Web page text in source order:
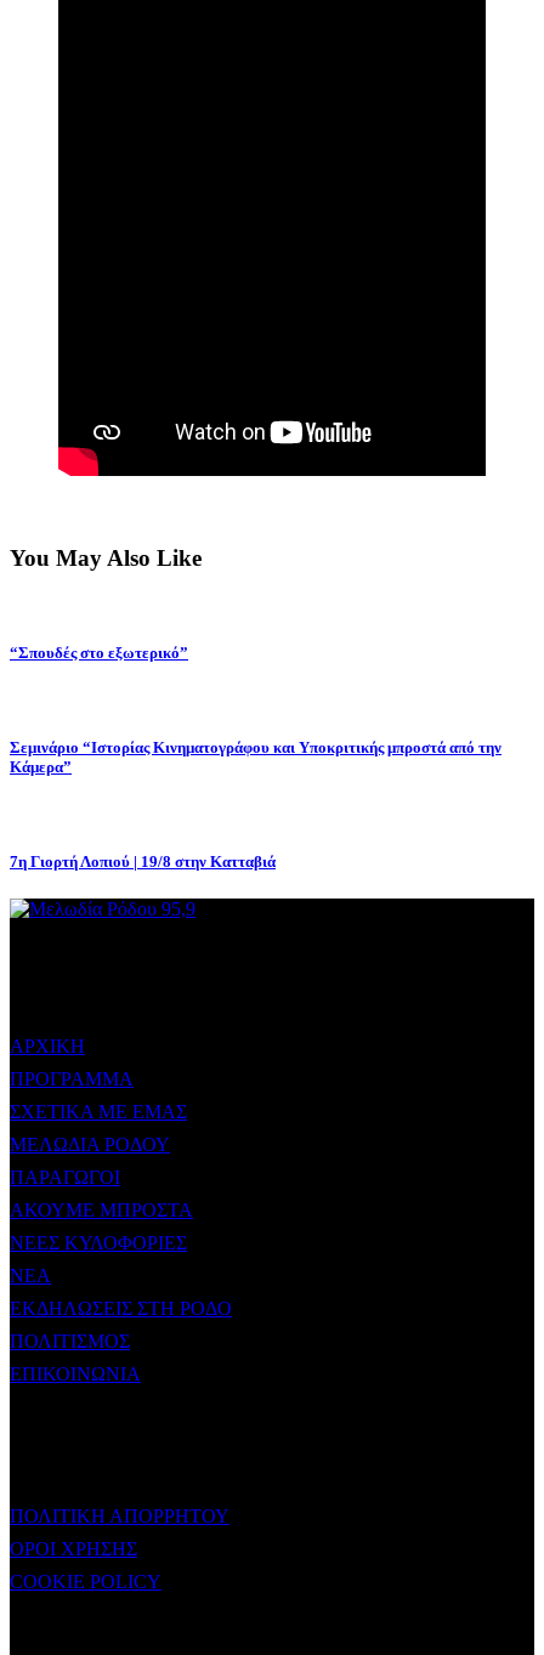
You May Also Like
“Σπουδές στο εξωτερικό”
Σεμινάριο “Ιστορίας Κινηματογράφου και Υποκριτικής μπροστά από την
Κάμερα”
7η Γιορτή Λοπιού | 19/8 στην Κατταβιά
ΑΡΧΙΚΗ
ΠΡΟΓΡΑΜΜΑ
ΣΧΕΤΙΚΑ ΜΕ ΕΜΑΣ
ΜΕΛΩΔΙΑ ΡΟΔΟΥ
ΠΑΡΑΓΩΓΟΙ
ΑΚΟΥΜΕ ΜΠΡΟΣΤΑ
ΝΕΕΣ ΚΥΛΟΦΟΡΙΕΣ
ΝΕΑ
ΕΚΔΗΛΩΣΕΙΣ ΣΤΗ ΡΟΔΟ
ΠΟΛΙΤΙΣΜΟΣ
ΕΠΙΚΟΙΝΩΝΙΑ
ΠΟΛΙΤΙΚΗ ΑΠΟΡΡΗΤΟΥ
ΟΡΟΙ ΧΡΗΣΗΣ
COOKIE POLICY